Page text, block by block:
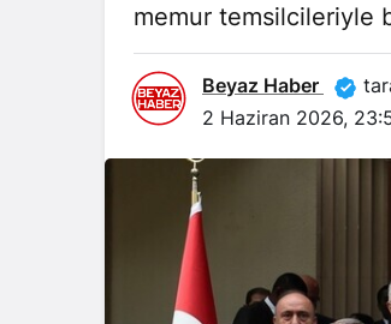
memur temsilcileriyle
Beyaz Haber
2 Haziran 2026,